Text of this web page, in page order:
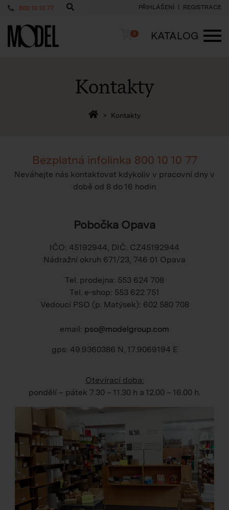
800 10 10 77 PŘIHLÁŠENÍ REGISTRACE
PackShop Košík
0
KATALOG
Kontakty
Zpět na homepage
Kontakty
Bezplatná infolinka 800 10 10 77
Neváhejte nás kontaktovat kdykoliv v pracovní dny v
době od 8 do 16 hodin
Pobočka Opava
IČO: 45192944, DIČ: CZ45192944
Nádražní okruh 671/23, 746 01 Opava
Tel. prodejna: 553 624 708
Tel. e-shop: 553 622 751
Vedoucí PSO (p. Matýsek): 602 580 708
email: pso@modelgroup.com
gps: 49.9360386 N, 17.9069194 E
Otevírací doba:
pondělí – pátek 7.30 – 11.30 h a 12.00 – 16.00 h